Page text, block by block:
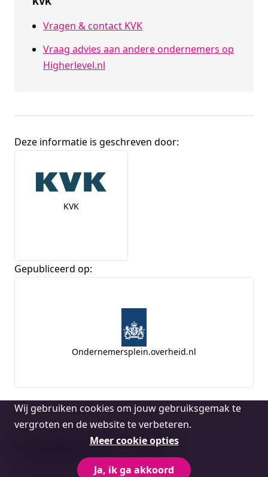
Cookie
melding
Wij gebruiken cookies om jouw gebruiksgemak te
vergroten en de website te verbeteren.
Meer cookie opties
Ja, ik ga akkoord
Vragen & contact KVK
Vraag advies aan andere ondernemers op
Higherlevel.nl
Deze informatie is geschreven door:
KVK
Gepubliceerd op:
Ondernemersplein.overheid.nl
Gerelateerde vragen